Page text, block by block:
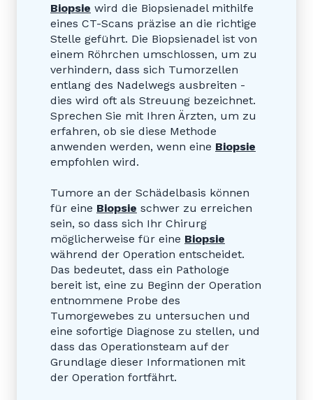
Biopsie wird die Biopsienadel mithilfe
eines CT-Scans präzise an die richtige
Stelle geführt. Die Biopsienadel ist von
einem Röhrchen umschlossen, um zu
verhindern, dass sich Tumorzellen
entlang des Nadelwegs ausbreiten -
dies wird oft als Streuung bezeichnet.
Sprechen Sie mit Ihren Ärzten, um zu
erfahren, ob sie diese Methode
anwenden werden, wenn eine Biopsie
empfohlen wird.
Tumore an der Schädelbasis können
für eine Biopsie schwer zu erreichen
sein, so dass sich Ihr Chirurg
möglicherweise für eine Biopsie
während der Operation entscheidet.
Das bedeutet, dass ein Pathologe
bereit ist, eine zu Beginn der Operation
entnommene Probe des
Tumorgewebes zu untersuchen und
eine sofortige Diagnose zu stellen, und
dass das Operationsteam auf der
Grundlage dieser Informationen mit
der Operation fortfährt.